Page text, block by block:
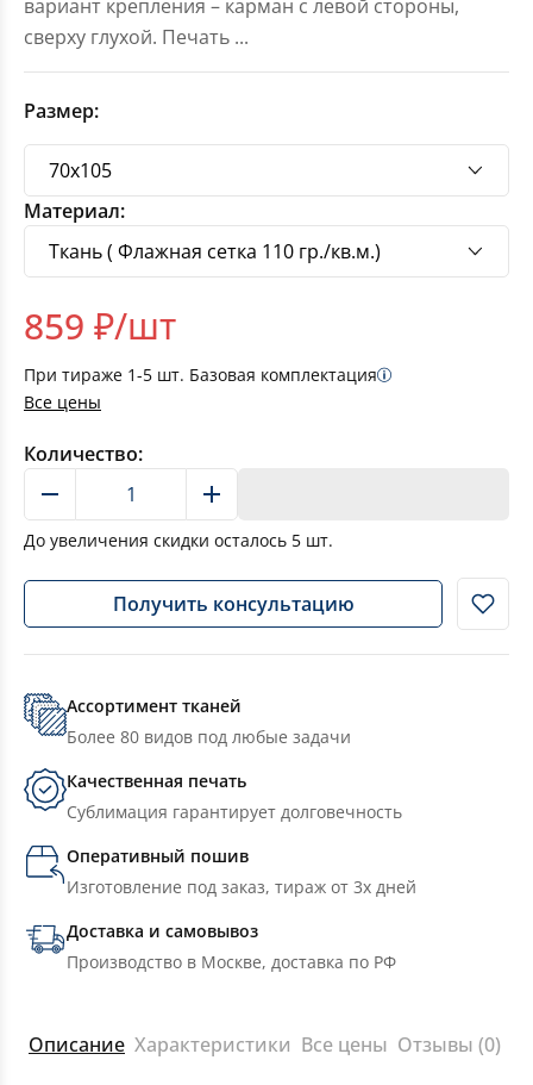
вариант крепления – карман с левой стороны,
сверху глухой. Печать ...
Размер:
Материал:
859 ₽/шт
При тираже 1-5 шт. Базовая комплектация
Все цены
Количество:
До увеличения скидки осталось 5 шт.
Получить консультацию
Ассортимент тканей
Более 80 видов под любые задачи
Качественная печать
Сублимация гарантирует долговечность
Оперативный пошив
Изготовление под заказ, тираж от 3х дней
Доставка и самовывоз
Производство в Москве, доставка по РФ
Описание Характеристики Все цены Отзывы (0)